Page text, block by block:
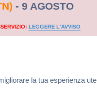
- 9 AGOSTO
LEGGERE L'AVVISO
la tua esperienza